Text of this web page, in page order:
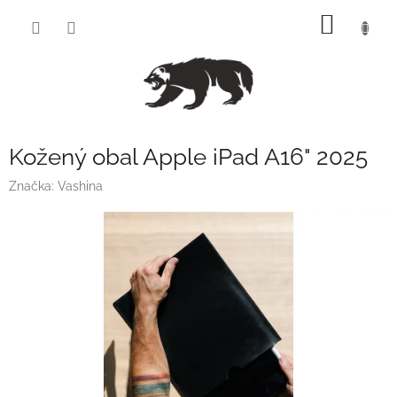
Kožený obal Apple iPad A16" 2025
Značka: Vashina